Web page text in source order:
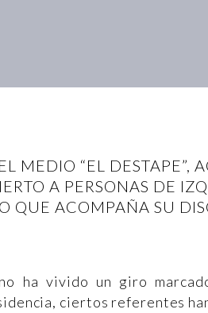
MEDIO “EL DESTAPE”,
A PERSONAS DE
QUE ACOMPAÑA SU
ha vivido un giro
ciertos referentes